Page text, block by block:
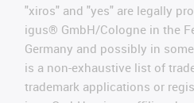
"xiros" and "yes" are legally
igus® GmbH/Cologne in the
Germany and possibly in
is a non-exhaustive list of
trademark applications or